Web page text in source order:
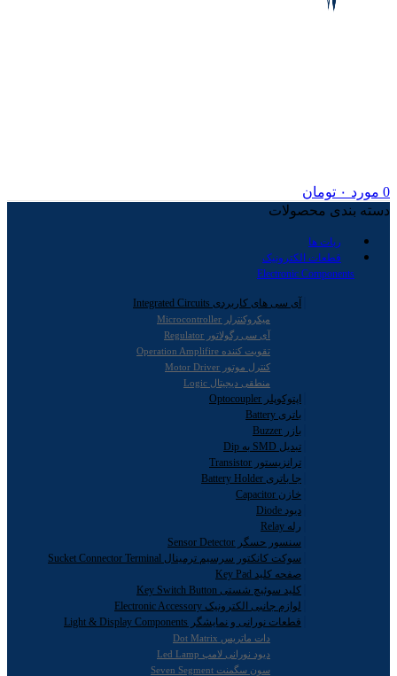
0 مورد ۰ تومان
دسته بندی محصولات
ربات ها
قطعات الکترونیک
Electronic Components
آی سی های کاربردی Integrated Circuits
میکروکنترلر Microcontroller
آی سی رگولاتور Regulator
تقویت کننده Operation Amplifire
کنترل موتور Motor Driver
منطقی دیجیتال Logic
اپتوکوپلر Optocoupler
باتری Battery
بازر Buzzer
تبدیل SMD به Dip
ترانزیستور Transistor
جا باتری Battery Holder
خازن Capacitor
دیود Diode
رله Relay
سنسور حسگر Sensor Detector
سوکت کانکتور سرسیم ترمینال Sucket Connector Terminal
صفحه کلید Key Pad
کلید سوئیچ شستی Key Switch Button
لوازم جانبی الکترونیک Electronic Accessory
قطعات نورانی و نمایشگر Light & Display Components
دات ماتریس Dot Matrix
دیود نورانی لامپ Led Lamp
سون سگمنت Seven Segment